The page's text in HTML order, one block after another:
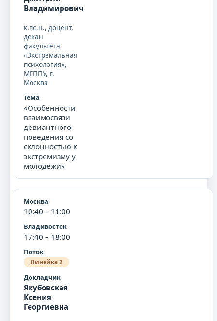
Владимирович
к.пс.н., доцент,
декан
факультета
«Экстремальная
психология»,
МГППУ, г.
Москва
«Особенности
взаимосвязи
девиантного
поведения со
склонностью к
экстремизму у
молодежи»
10:40 – 11:00
17:40 – 18:00
Линейка 2
Якубовская
Ксения
Георгиевна